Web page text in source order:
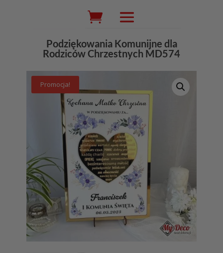
Wyszukiwarka
produktów
Podziękowania Komunijne dla
Rodziców Chrzestnych MD574
Promocja!